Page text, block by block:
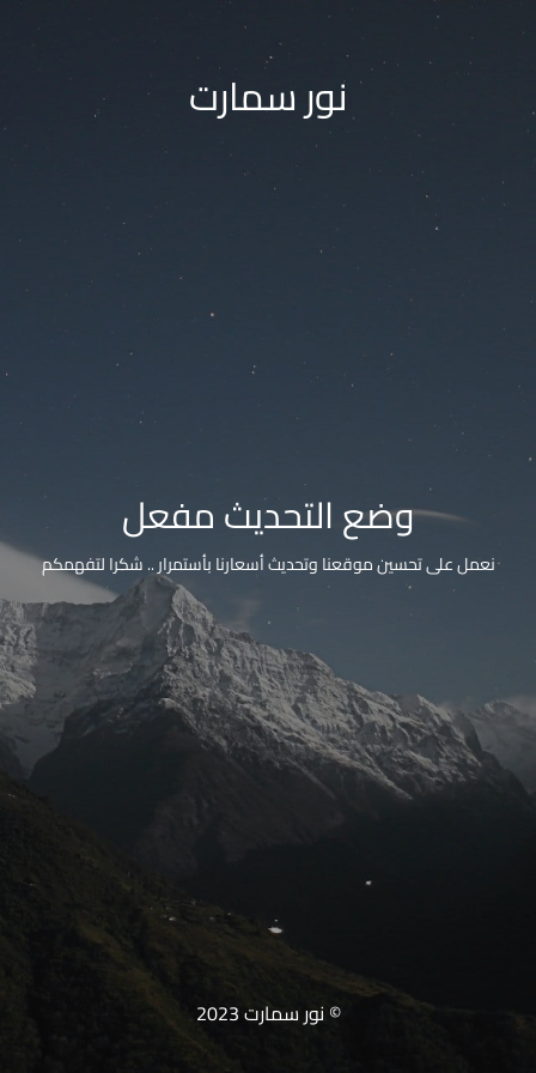
نور سمارت
وضع التحديث مفعل
نعمل على تحسين موقعنا وتحديث أسعارنا بأستمرار .. شكرا لتفهمكم
© نور سمارت 2023